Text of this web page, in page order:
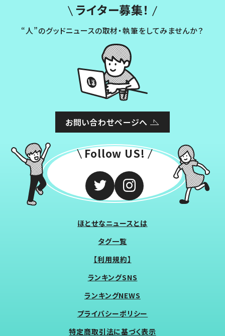
ライター募集！
“人”のグッドニュースの取材・執筆をしてみませんか？
お問い合わせページへ
Follow US!
ほとせなニュースとは
タグ一覧
【利用規約】
ランキングSNS
ランキングNEWS
プライバシーポリシー
特定商取引法に基づく表示